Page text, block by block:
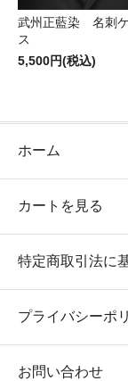
武州正藍染 名刺
ス
5,500円(税込)
ホーム
カートを見る
特定商取引法に
プライバシーポ
お問い合わせ